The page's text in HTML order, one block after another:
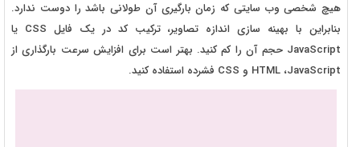
هیچ شخصی وب سایتی که زمان بارگیری آن طولانی باشد را دوست ندارد.
بنابراین با بهینه سازی اندازه تصاویر، ترکیب کد در یک فایل CSS یا
JavaScript حجم آن را کم کنید. بهتر است برای افزایش سرعت بارگذاری از
HTML ،JavaScript و CSS فشرده استفاده کنید.